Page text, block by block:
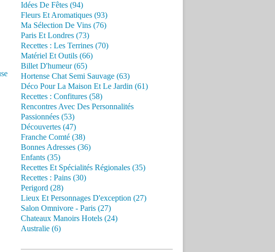
Idées De Fêtes (94)
Fleurs Et Aromatiques (93)
Ma Sélection De Vins (76)
Paris Et Londres (73)
Recettes : Les Terrines (70)
Matériel Et Outils (66)
Billet D'humeur (65)
Hortense Chat Semi Sauvage (63)
Déco Pour La Maison Et Le Jardin (61)
Recettes : Confitures (58)
Rencontres Avec Des Personnalités
Passionnées (53)
Découvertes (47)
Franche Comté (38)
Bonnes Adresses (36)
Enfants (35)
Recettes Et Spécialités Régionales (35)
Recettes : Pains (30)
Perigord (28)
Lieux Et Personnages D'exception (27)
Salon Omnivore - Paris (27)
Chateaux Manoirs Hotels (24)
Australie (6)